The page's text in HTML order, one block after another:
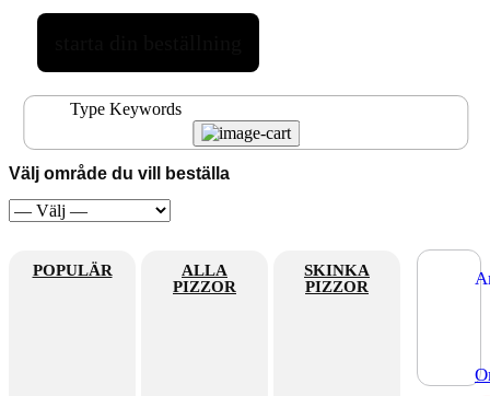
Välj område du vill beställa
POPULÄR
ALLA
PIZZOR
SKINKA
PIZZOR